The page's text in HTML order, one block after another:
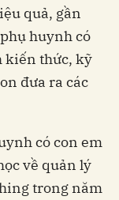
quả, gần
huynh có
kiến thức, kỹ
đưa ra các
có con em
về quản lý
trong năm